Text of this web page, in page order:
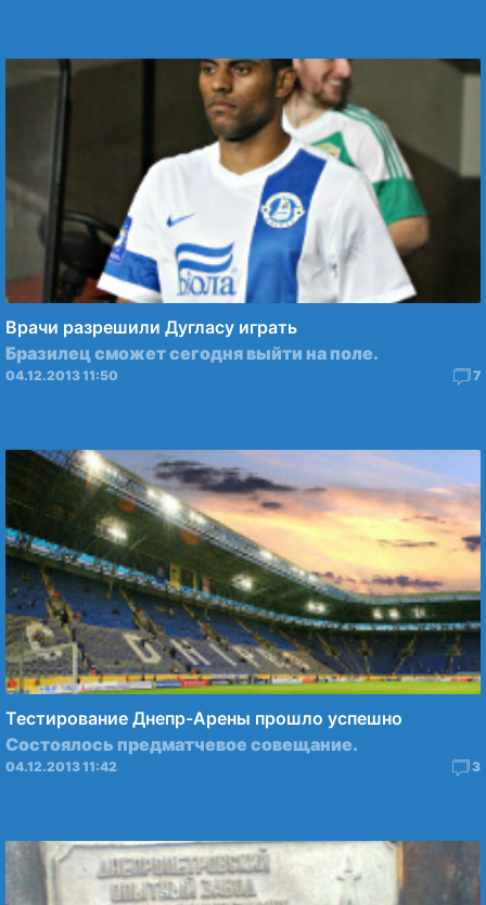
Врачи разрешили Дугласу играть
Бразилец сможет сегодня выйти на поле.
04.12.2013 11:50 7
Тестирование Днепр-Арены прошло успешно
Состоялось предматчевое совещание.
04.12.2013 11:42 3